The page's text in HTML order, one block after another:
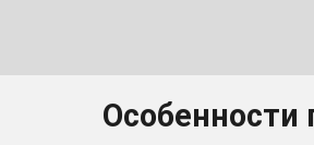
Особенности